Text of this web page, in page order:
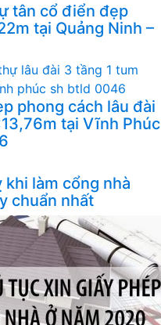
tân cổ điển đẹp
tại Quảng Ninh –
phong cách lâu đài
tại Vĩnh Phúc
làm cổng nhà
chuẩn nhất